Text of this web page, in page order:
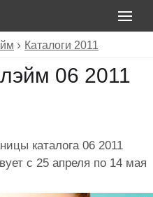
Каталоги 2011
06 2011
каталога 06 2011
с 25 апреля по 14 мая